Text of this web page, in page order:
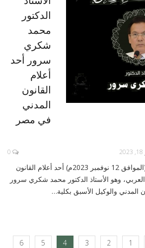
الدكتور
محمد
شكري
سرور أحد
أعلام
القانون
المدني
في مصر
0
توفي يوم الأحد الماضي (الموافق 12 نوفمبر 2023م) أحد أعلام القانون
وهو الأستاذ الدكتور محمد شكري سرور
المدني والوكيل الأسبق بكلية…
1
2
3
4
5
6